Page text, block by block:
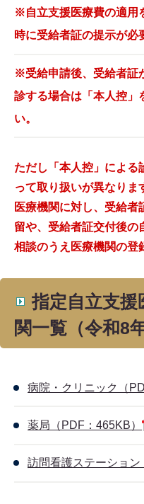
※自立支援医療費の適用
時に受給者証の提示が必
※受給申請後、受給者証
診する場合は「本人控」
い。
ただし「本人控」による
って取り扱いが異なりま
医療機関に対し、受給
留や、受給者証交付後の
相談のうえ医療機関の登
指定自立支援
関一覧（令和8
病院・クリニック（
薬局（PDF：465KB）
訪問看護ステーショ